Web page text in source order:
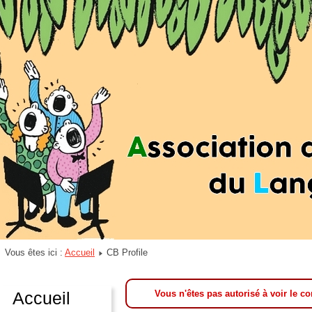
Vous êtes ici : Accueil CB Profile
Accueil Vous n'êtes pas autorisé à voir le